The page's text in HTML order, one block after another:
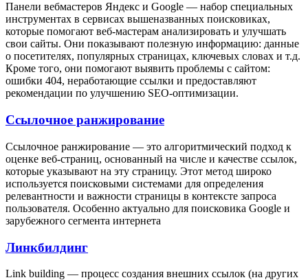
Панели вебмастеров Яндекс и Google — набор специальных
инструментах в сервисах вышеназванных поисковиках,
которые помогают веб-мастерам анализировать и улучшать
свои сайты. Они показывают полезную информацию: данные
о посетителях, популярных страницах, ключевых словах и т.д.
Кроме того, они помогают выявить проблемы с сайтом:
ошибки 404, неработающие ссылки и предоставляют
рекомендации по улучшению SEO-оптимизации.
Ссылочное ранжирование
Ссылочное ранжирование — это алгоритмический подход к
оценке веб-страниц, основанный на числе и качестве ссылок,
которые указывают на эту страницу. Этот метод широко
используется поисковыми системами для определения
релевантности и важности страницы в контексте запроса
пользователя. Особенно актуально для поисковика Google и
зарубежного сегмента интернета
Линкбилдинг
Link building — процесс создания внешних ссылок (на других